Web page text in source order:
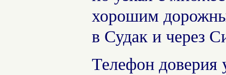
хорошим
в Судак и через
Телефон